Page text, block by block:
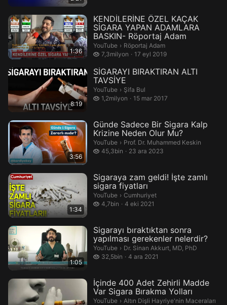
1:36
KENDİLERİNE ÖZEL KAÇAK
SİGARA YAPAN ADAMLARA
BASKIN- Röportaj Adam
YouTube › Röportaj Adam.
Röportaj Adam
7,3milyon
7,3 milyon izleme17 eyl 2019
8:19
SİGARAYI BIRAKTIRAN ALTI
TAVSİYE
YouTube › Şifa Bul.
Şifa Bul
1,2milyon
1,2 milyon izleme15 mar 2017
3:56
Günde Sadece Bir Sigara Kalp
Krizine Neden Olur Mu?
YouTube › Prof. Dr. Muhammed Keskin.
Prof. Dr. Muhammed Keskin
45,3bin
45,3 bin izleme23 ara 2023
1:34
Sigaraya zam geldi! İşte zamlı
sigara fiyatları
YouTube › Cumhuriyet.
Cumhuriyet
4,7bin
4,7 bin izleme4 eki 2021
1:05
Sigarayı bıraktıktan sonra
yapılması gerekenler nelerdir?
YouTube › Dr. Sinan Akkurt, MD, PhD.
Dr. Sinan Akkurt, MD, PhD
32,5bin
32,5 bin izleme4 ara 2021
İçinde 400 Adet Zehirli Madde
Var Sigara Bırakma Yolları
YouTube › Altın Dişli Hayriye'nin Maceraları.
Altın Dişli Hayriye'nin Maceraları